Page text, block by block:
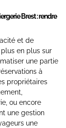
Brest : rendre
et de
en plus sur
une partie
à
propriétaires
ou encore
une gestion
une